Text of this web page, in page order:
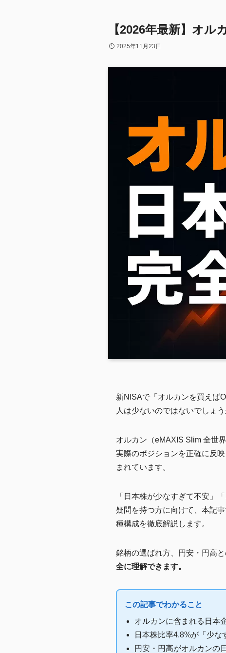
【2026年最新】オ
2025年11月23日
新NISAで「オルカンを買えば
人は少ないのではないでしょう
オルカン（eMAXIS Slim 全世
実際のポジションを正確に反
まれています。
「日本株が少なすぎて不安」
疑問を持つ方に向けて、本記
種構成を徹底解説します。
銘柄の選ばれ方、円安・円高
全に理解できます。
この記事でわかること
オルカンに含まれる日本
日本株比率4.8%が「少
円安・円高がオルカンの